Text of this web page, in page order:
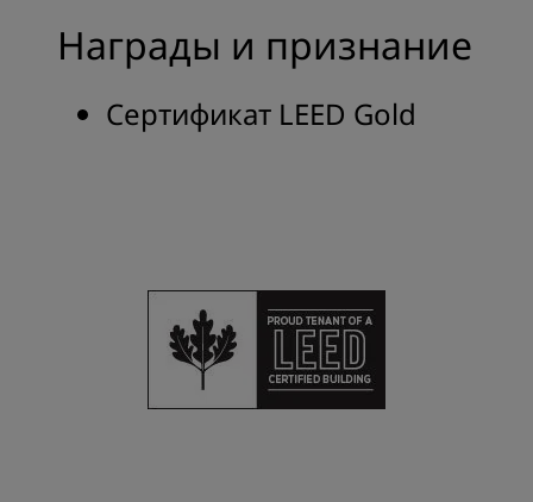
Награды и признание
Сертификат LEED Gold